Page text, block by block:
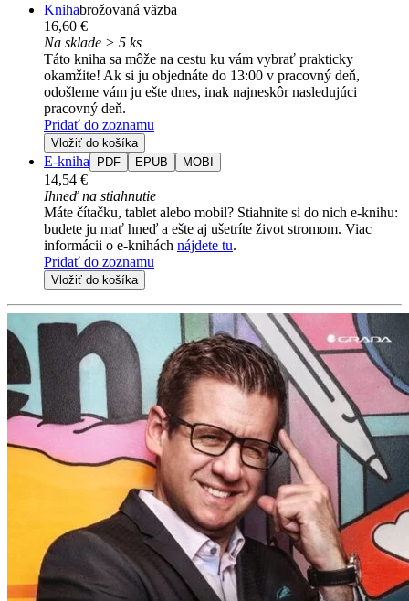
Knihabrožovaná väzba
16,60 €
Na sklade > 5 ks
Táto kniha sa môže na cestu ku vám vybrať prakticky
okamžite! Ak si ju objednáte do 13:00 v pracovný deň,
odošleme vám ju ešte dnes, inak najneskôr nasledujúci
pracovný deň.
Pridať do zoznamu
Vložiť do košíka
E-kniha PDF EPUB MOBI
14,54 €
Ihneď na stiahnutie
Máte čítačku, tablet alebo mobil? Stiahnite si do nich e-knihu:
budete ju mať hneď a ešte aj ušetríte život stromom. Viac
informácii o e-knihách nájdete tu.
Pridať do zoznamu
Vložiť do košíka